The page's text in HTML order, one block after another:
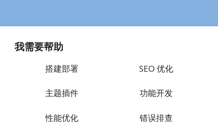
我需要帮助
搭建部署
主题插件
性能优化
SEO 优化
功能开发
错误排查